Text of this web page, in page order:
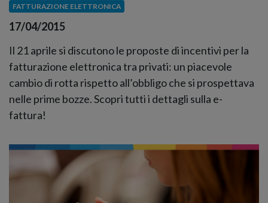
FATTURAZIONE ELETTRONICA
17/04/2015
Il 21 aprile si discutono le proposte di incentivi per la
fatturazione elettronica tra privati: un piacevole
cambio di rotta rispetto all’obbligo che si prospettava
nelle prime bozze. Scopri tutti i dettagli sulla e-
fattura!